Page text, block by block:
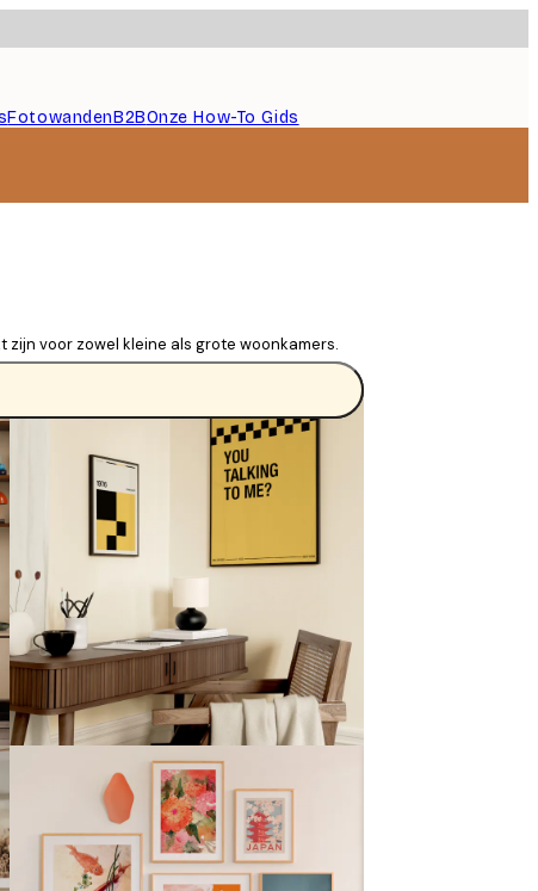
FotowandenB2BOnze How-To Gids
voor zowel kleine als grote woonkamers.